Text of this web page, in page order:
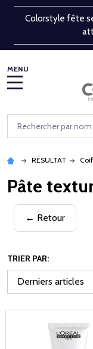
Colorstyle fête
Rechercher
RÉSULTAT
Pâte
← Retour
TRIER PAR: